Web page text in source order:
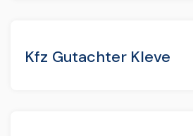
Kfz Gutachter Kleve